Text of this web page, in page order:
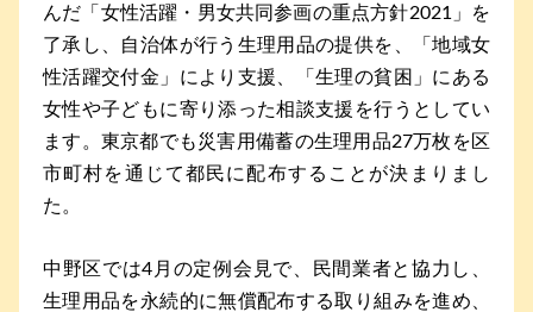
んだ「女性活躍・男女共同参画の重点方針2021」を
了承し、自治体が行う生理用品の提供を、「地域女
性活躍交付金」により支援、「生理の貧困」にある
女性や子どもに寄り添った相談支援を行うとしてい
ます。東京都でも災害用備蓄の生理用品27万枚を区
市町村を通じて都民に配布することが決まりまし
た。
中野区では4月の定例会見で、民間業者と協力し、
生理用品を永続的に無償配布する取り組みを進め、